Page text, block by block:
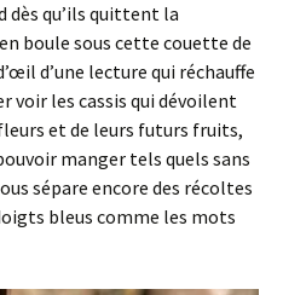
dès qu’ils quittent la
boule sous cette couette de
d’une lecture qui réchauffe
voir les cassis qui dévoilent
et de leurs futurs fruits,
manger tels quels sans
sépare encore des récoltes
bleus comme les mots